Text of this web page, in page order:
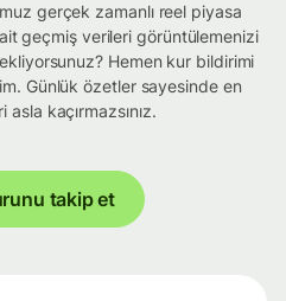
gerçek zamanlı reel piyasa
geçmiş verileri görüntülemenizi
Hemen kur bildirimi
Günlük özetler sayesinde en
kaçırmazsınız.
takip et